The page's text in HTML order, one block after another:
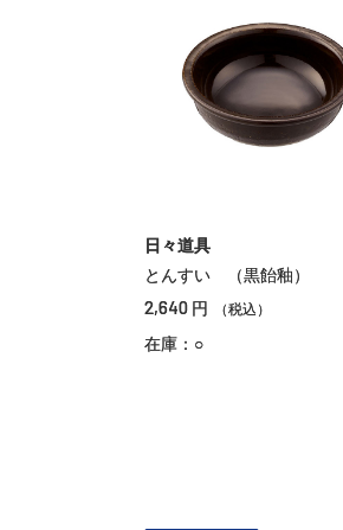
日々道具
とんすい （黒飴釉）
2,640 円 （税込）
在庫：○